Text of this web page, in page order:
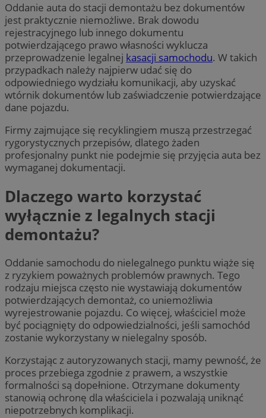
Oddanie auta do stacji demontażu bez dokumentów
jest praktycznie niemożliwe. Brak dowodu
rejestracyjnego lub innego dokumentu
potwierdzającego prawo własności wyklucza
przeprowadzenie legalnej kasacji samochodu. W takich
przypadkach należy najpierw udać się do
odpowiedniego wydziału komunikacji, aby uzyskać
wtórnik dokumentów lub zaświadczenie potwierdzające
dane pojazdu.
Firmy zajmujące się recyklingiem muszą przestrzegać
rygorystycznych przepisów, dlatego żaden
profesjonalny punkt nie podejmie się przyjęcia auta bez
wymaganej dokumentacji.
Dlaczego warto korzystać
wyłącznie z legalnych stacji
demontażu?
Oddanie samochodu do nielegalnego punktu wiąże się
z ryzykiem poważnych problemów prawnych. Tego
rodzaju miejsca często nie wystawiają dokumentów
potwierdzających demontaż, co uniemożliwia
wyrejestrowanie pojazdu. Co więcej, właściciel może
być pociągnięty do odpowiedzialności, jeśli samochód
zostanie wykorzystany w nielegalny sposób.
Korzystając z autoryzowanych stacji, mamy pewność, że
proces przebiega zgodnie z prawem, a wszystkie
formalności są dopełnione. Otrzymane dokumenty
stanowią ochronę dla właściciela i pozwalają uniknąć
niepotrzebnych komplikacji.